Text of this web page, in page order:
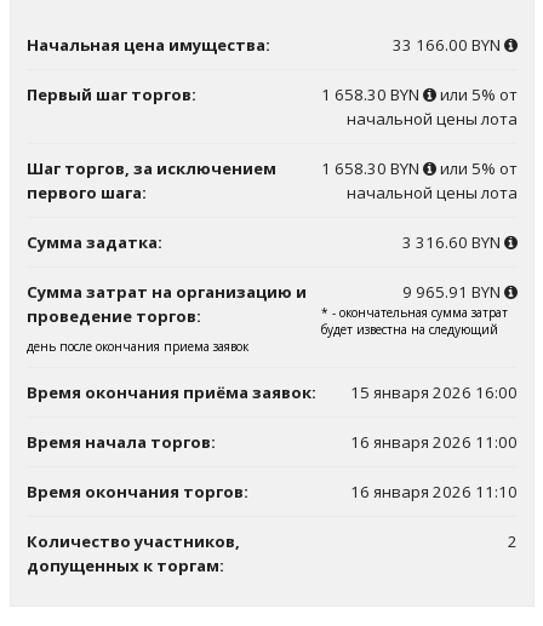
Начальная цена имущества: 33 166.00 BYN
Первый шаг торгов: 1 658.30 BYN
или 5% от
начальной цены лота
Шаг торгов, за исключением
первого шага:
1 658.30 BYN
или 5% от
начальной цены лота
Сумма задатка: 3 316.60 BYN
Сумма затрат на организацию и
проведение торгов:
9 965.91 BYN
* - окончательная сумма затрат
будет известна на следующий
день после окончания приема заявок
Время окончания приёма заявок: 15 января 2026 16:00
Время начала торгов: 16 января 2026 11:00
Время окончания торгов: 16 января 2026 11:10
Количество участников,
допущенных к торгам:
2